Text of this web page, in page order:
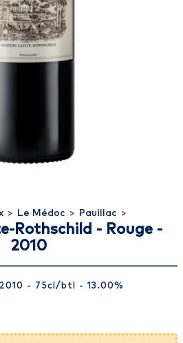
> Le Médoc > Pauillac >
Rothschild - Rouge -
2010
- 75cl /btl - 13.00%